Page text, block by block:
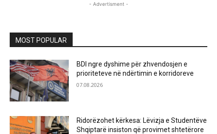
- Advertisment -
MOST POPULAR
BDI ngre dyshime për zhvendosjen e
prioriteteve në ndërtimin e korridoreve
07.08.2026
Ridorëzohet kërkesa: Lëvizja e Studentëve
Shqiptarë insiston që provimet shtetërore